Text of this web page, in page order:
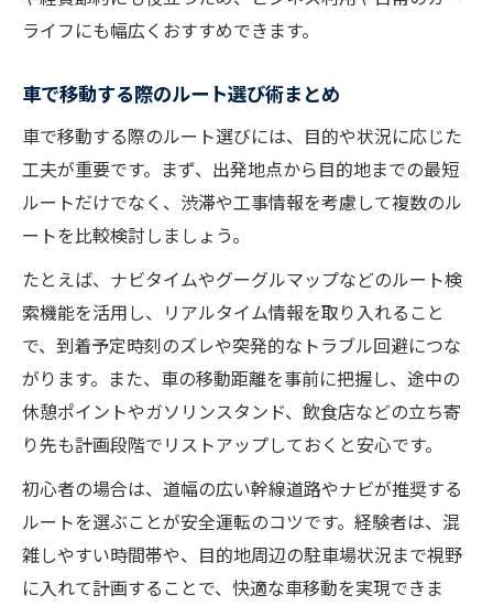
ライフにも幅広くおすすめできます。
車で移動する際のルート選び術まとめ
車で移動する際のルート選びには、目的や状況に応じた
工夫が重要です。まず、出発地点から目的地までの最短
ルートだけでなく、渋滞や工事情報を考慮して複数のル
ートを比較検討しましょう。
たとえば、ナビタイムやグーグルマップなどのルート検
索機能を活用し、リアルタイム情報を取り入れること
で、到着予定時刻のズレや突発的なトラブル回避につな
がります。また、車の移動距離を事前に把握し、途中の
休憩ポイントやガソリンスタンド、飲食店などの立ち寄
り先も計画段階でリストアップしておくと安心です。
初心者の場合は、道幅の広い幹線道路やナビが推奨する
ルートを選ぶことが安全運転のコツです。経験者は、混
雑しやすい時間帯や、目的地周辺の駐車場状況まで視野
に入れて計画することで、快適な車移動を実現できま